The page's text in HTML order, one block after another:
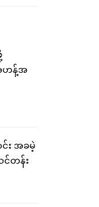
ဟန့်အ
း အခမဲ့
တန်း